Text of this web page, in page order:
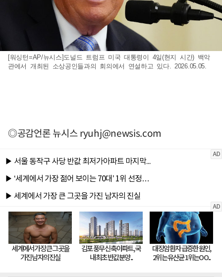
[워싱턴=AP/뉴시스]도널드 트럼프 미국 대통령이 4일(현지 시간) 백악
관에서 개최된 소상공인들과의 회의에서 연설하고 있다. 2026.05.05.
◎공감언론 뉴시스ryuhj@newsis.com